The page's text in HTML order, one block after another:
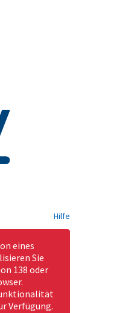
Hilfe
eines
Sie
138 oder
Verfügung.